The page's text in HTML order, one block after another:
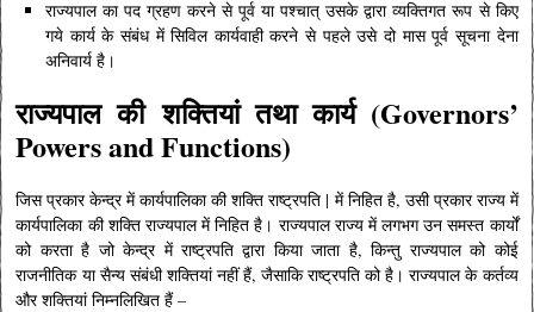
राज्यपाल का पद ग्रहण करने से पूर्व या पश्चात् उसके द्वारा व्यक्तिगत रूप से किए
गये कार्य के संबंध में सिविल कार्यवाही करने से पहले उसे दो मास पूर्व सूचना देना
अनिवार्य है।
राज्यपाल कीशक्तियां तथा कार्य (Governors’
Powers and Functions)
जिस प्रकार केन्द्र में कार्यपालिका की शक्ति राष्ट्रपति | में निहित है, उसी प्रकार राज्य में
कार्यपालिका की शक्ति राज्यपाल में निहित है। राज्यपाल राज्य में लगभग उन समस्त कार्यों
को करता है जो केन्द्र में राष्ट्रपति द्वारा किया जाता है, किन्तु राज्यपाल को कोई
राजनीतिक या सैन्य संबंधी शक्तियां नहीं हैं, जैसाकि राष्ट्रपति को है। राज्यपाल के कर्तव्य
और शक्तियां निम्नलिखित हैं –